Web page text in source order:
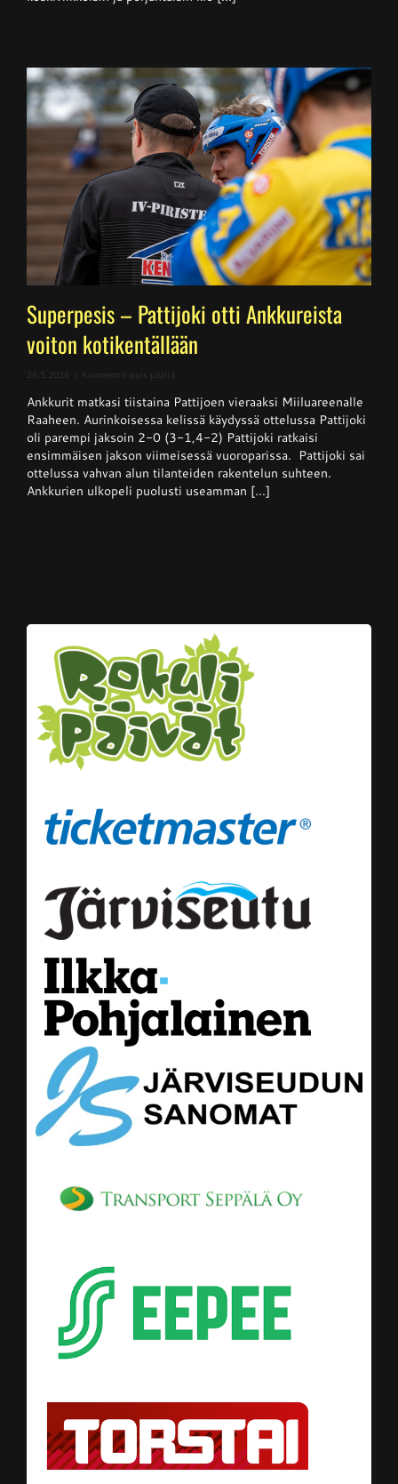
Superpesis – Pattijoki otti Ankkureista
voiton kotikentällään
26.5.2026 Kommentit pois päältä
–
Pattijoki
otti
Ankkureista
voiton
kotikentällään
Ankkurit matkasi tiistaina Pattijoen vieraaksi Miiluareenalle
Raaheen. Aurinkoisessa kelissä käydyssä ottelussa Pattijoki
oli parempi jaksoin 2-0 (3-1,4-2) Pattijoki ratkaisi
ensimmäisen jakson viimeisessä vuoroparissa. Pattijoki sai
ottelussa vahvan alun tilanteiden rakentelun suhteen.
Ankkurien ulkopeli puolusti useamman [...]